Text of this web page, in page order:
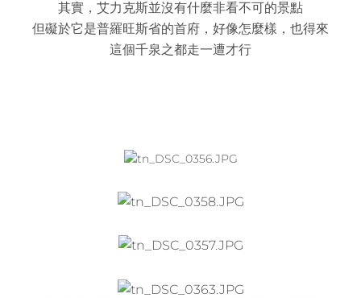
其實，艾力克斯並沒有什麼非看不可的景點
但礙於它是普羅旺斯省的首府，好像怎麼樣，也得來
這個千泉之都走一遭才行